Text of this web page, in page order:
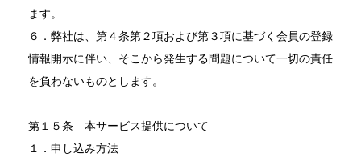
ます。
６．弊社は、第４条第２項および第３項に基づく会員の登録
情報開示に伴い、そこから発生する問題について一切の責任
を負わないものとします。
第１５条 本サービス提供について
１．申し込み方法